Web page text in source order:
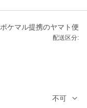
ポケマル提携のヤマト便
配送区分:
不可